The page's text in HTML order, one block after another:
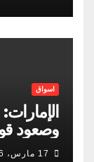
اسواق
وصعود
17 مارس، 2026